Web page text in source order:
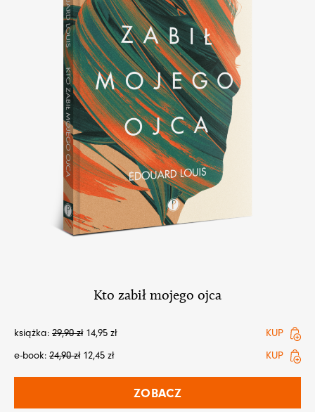
Kto zabił mojego ojca
książka: 29,90zł 14,95 zł
KUP
e-book: 24,90zł 12,45 zł KUP
ZOBACZ